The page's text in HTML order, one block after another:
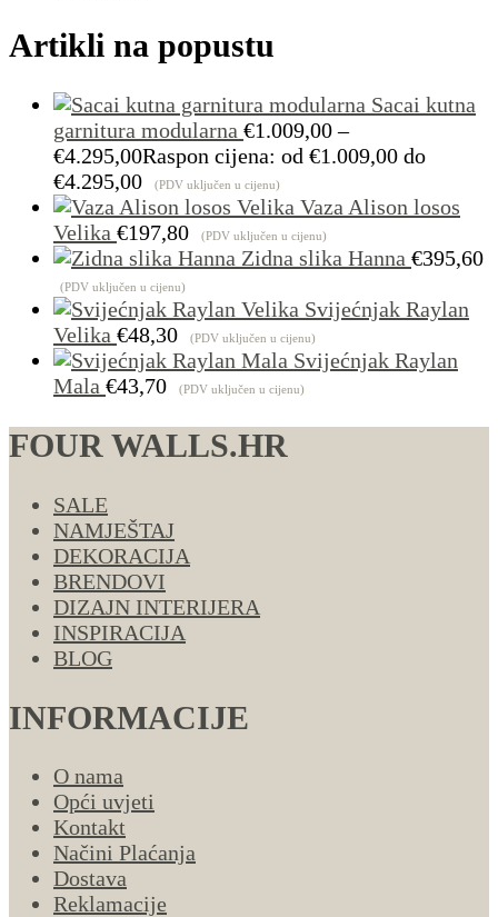
Artikli na popustu
Sacai kutna
garnitura modularna €1.009,00 –
€4.295,00Raspon cijena: od €1.009,00 do
€4.295,00
(PDV uključen u cijenu)
Vaza Alison losos
Velika €197,80 (PDV uključen u cijenu)
Zidna slika Hanna €395,60
(PDV uključen u cijenu)
Svijećnjak Raylan
Velika €48,30 (PDV uključen u cijenu)
Svijećnjak Raylan
Mala €43,70 (PDV uključen u cijenu)
FOUR WALLS.HR
SALE
NAMJEŠTAJ
DEKORACIJA
BRENDOVI
DIZAJN INTERIJERA
INSPIRACIJA
BLOG
INFORMACIJE
O nama
Opći uvjeti
Kontakt
Načini Plaćanja
Dostava
Reklamacije